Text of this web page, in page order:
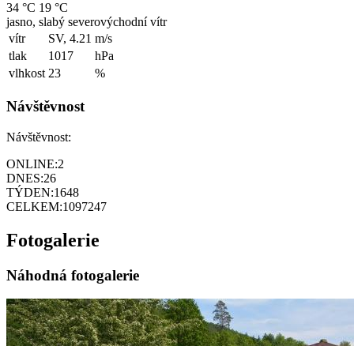
34 °C 19 °C
jasno, slabý severovýchodní vítr
vítr
SV, 4.21 m/s
tlak
1017
hPa
vlhkost 23 %
Návštěvnost
Návštěvnost:
ONLINE:2
DNES:26
TÝDEN:1648
CELKEM:1097247
Fotogalerie
Náhodná fotogalerie